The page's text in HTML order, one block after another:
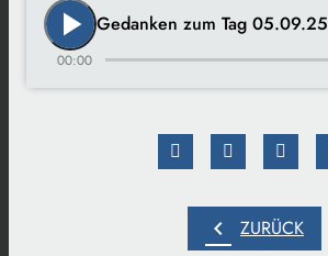
play_arrow Gedanken zum Tag 05.09.25
00:00
chevron_left ZURÜCK